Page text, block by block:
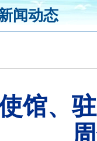
闻动态
馆、